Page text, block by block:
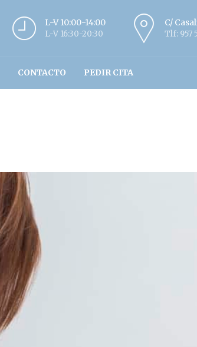
L-V 10:00-14:00
L-V 16:30-20:30
C/
Tlf: 957
CONTACTO PEDIR CITA